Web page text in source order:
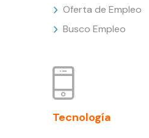
Oferta de Empleo
Busco Empleo
Tecnología